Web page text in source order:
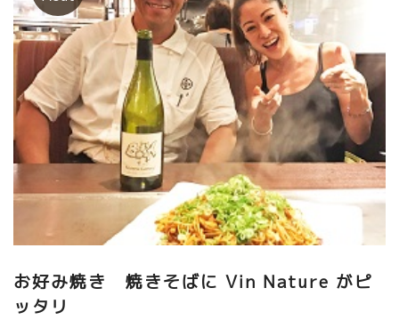
お好み焼き 焼きそばに Vin Nature がピ
ッタリ